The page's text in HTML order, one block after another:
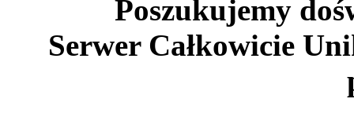
Poszukujemy
Serwer Całkowicie